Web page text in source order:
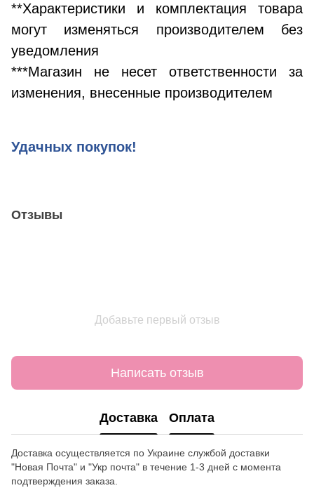
**Характеристики и комплектация товара
могут изменяться производителем без
уведомления
***Магазин не несет ответственности за
изменения, внесенные производителем
Удачных покупок!
Отзывы
Добавьте первый отзыв
Написать отзыв
Доставка Оплата
Доставка осуществляется по Украине службой доставки
"Новая Почта" и "Укр почта" в течение 1-3 дней с момента
подтверждения заказа.